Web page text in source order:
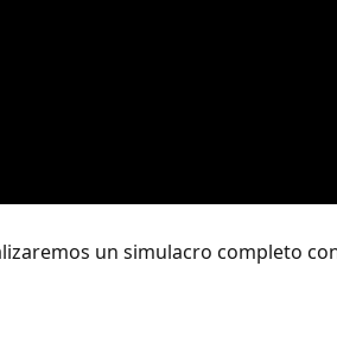
un simulacro completo